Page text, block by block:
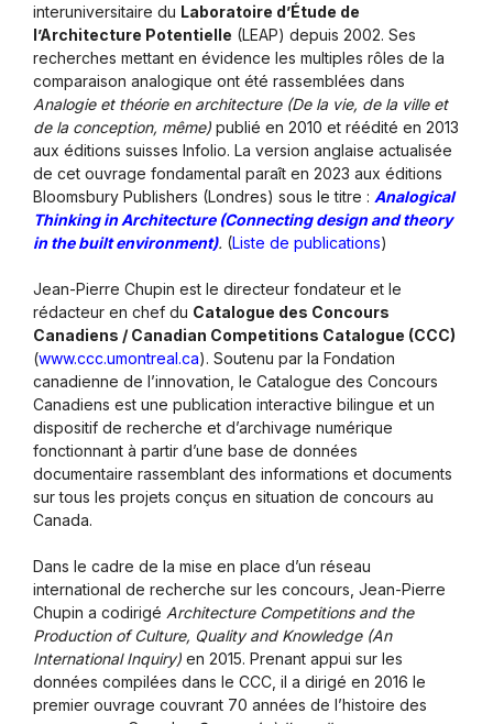
interuniversitaire du Laboratoire d’Étude de
l’Architecture Potentielle (LEAP) depuis 2002. Ses
recherches mettant en évidence les multiples rôles de la
comparaison analogique ont été rassemblées dans
Analogie et théorie en architecture (De la vie, de la ville et
de la conception, même) publié en 2010 et réédité en 2013
aux éditions suisses Infolio. La version anglaise actualisée
de cet ouvrage fondamental paraît en 2023 aux éditions
Bloomsbury Publishers (Londres) sous le titre : Analogical
Thinking in Architecture (Connecting design and theory
in the built environment). (Liste de publications)
Jean-Pierre Chupin est le directeur fondateur et le
rédacteur en chef du Catalogue des Concours
Canadiens / Canadian Competitions Catalogue (CCC)
(www.ccc.umontreal.ca). Soutenu par la Fondation
canadienne de l’innovation, le Catalogue des Concours
Canadiens est une publication interactive bilingue et un
dispositif de recherche et d’archivage numérique
fonctionnant à partir d’une base de données
documentaire rassemblant des informations et documents
sur tous les projets conçus en situation de concours au
Canada.
Dans le cadre de la mise en place d’un réseau
international de recherche sur les concours, Jean-Pierre
Chupin a codirigé Architecture Competitions and the
Production of Culture, Quality and Knowledge (An
International Inquiry) en 2015. Prenant appui sur les
données compilées dans le CCC, il a dirigé en 2016 le
premier ouvrage couvrant 70 années de l’histoire des